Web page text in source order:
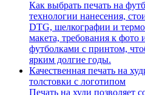
Как выбрать печать на
технологии нанесения,
DTG, шелкографии и
макета, требования к фото
футболками с принтом,
ярким долгие годы.
Качественная печать на
толстовки с логотипом
Печать на худи позволяет